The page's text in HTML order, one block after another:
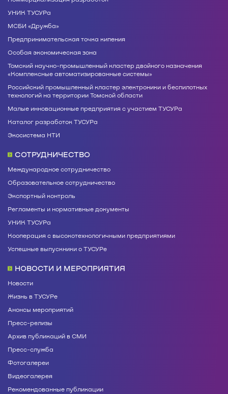
УНИК ТУСУРа
МСБИ «Дружба»
Предпринимательская точка кипения
Особая экономическая зона
Томский научно-промышленный кластер двойного назначения
«Комплексные автоматизированные системы»
Российский промышленный кластер электроники и беспилотных
технологий на территории Томской области
Малые инновационные предприятия с участием ТУСУРа
Каталог разработок ТУСУРа
Экосистема НТИ
СОТРУДНИЧЕСТВО
Международное сотрудничество
Образовательное сотрудничество
Экспортный контроль
Регламенты и нормативные документы
УНИК ТУСУРа
Кооперация с высокотехнологичными предприятиями
Успешные выпускники о ТУСУРе
НОВОСТИ И МЕРОПРИЯТИЯ
Новости
Жизнь в ТУСУРе
Анонсы мероприятий
Пресс-релизы
Архив публикаций в СМИ
Пресс-служба
Фотогалереи
Видеогалерея
Рекомендованные публикации